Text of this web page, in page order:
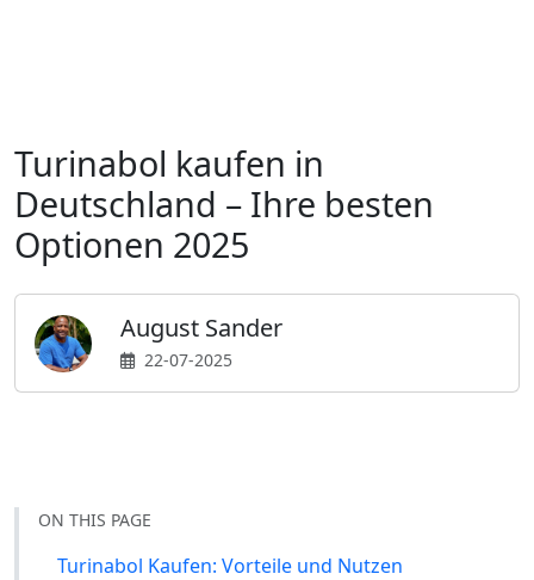
Turinabol kaufen in
Deutschland – Ihre besten
Optionen 2025
August Sander
22-07-2025
ON THIS PAGE
Turinabol Kaufen: Vorteile und Nutzen